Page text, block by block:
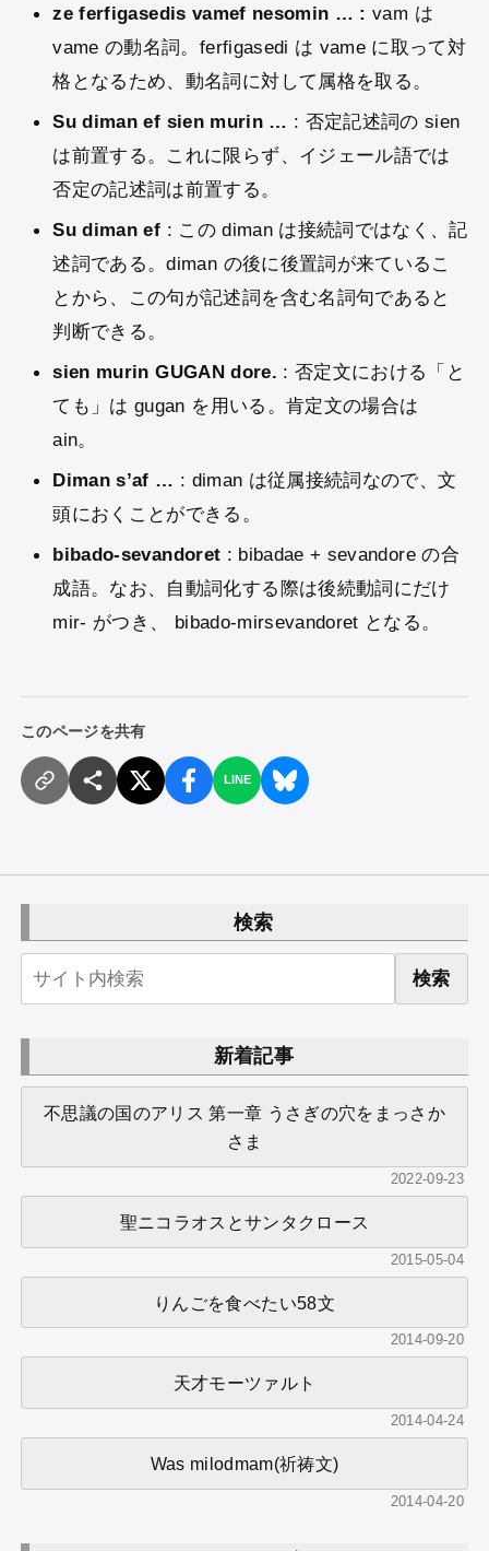
ze ferfigasedis vamef nesomin … : vam は
vame の動名詞。ferfigasedi は vame に取って対
格となるため、動名詞に対して属格を取る。
Su diman ef sien murin … : 否定記述詞の sien
は前置する。これに限らず、イジェール語では
否定の記述詞は前置する。
Su diman ef : この diman は接続詞ではなく、記
述詞である。diman の後に後置詞が来ているこ
とから、この句が記述詞を含む名詞句であると
判断できる。
sien murin GUGAN dore. : 否定文における「と
ても」は gugan を用いる。肯定文の場合は
ain。
Diman s’af … : diman は従属接続詞なので、文
頭におくことができる。
bibado-sevandoret : bibadae + sevandore の合
成語。なお、自動詞化する際は後続動詞にだけ
mir- がつき、 bibado-mirsevandoret となる。
このページを共有
LINE
検索
検索
新着記事
不思議の国のアリス 第一章 うさぎの穴をまっさか
さま
2022-09-23
聖ニコラオスとサンタクロース
2015-05-04
りんごを食べたい58文
2014-09-20
天才モーツァルト
2014-04-24
Was milodmam(祈祷文)
2014-04-20